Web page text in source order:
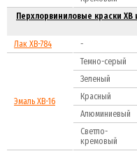
Перхлорвиниловые краски ХВ
Лак ХВ-784
-
Эмаль ХВ-16
Темно-серый
Зеленый
Красный
Алюминиевый
Светло-
кремовый